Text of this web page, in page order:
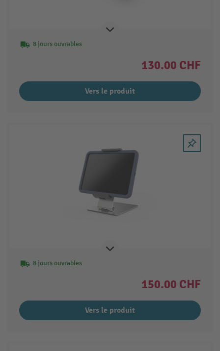
8 jours ouvrables
130.00 CHF
Vers le produit
8 jours ouvrables
150.00 CHF
Vers le produit